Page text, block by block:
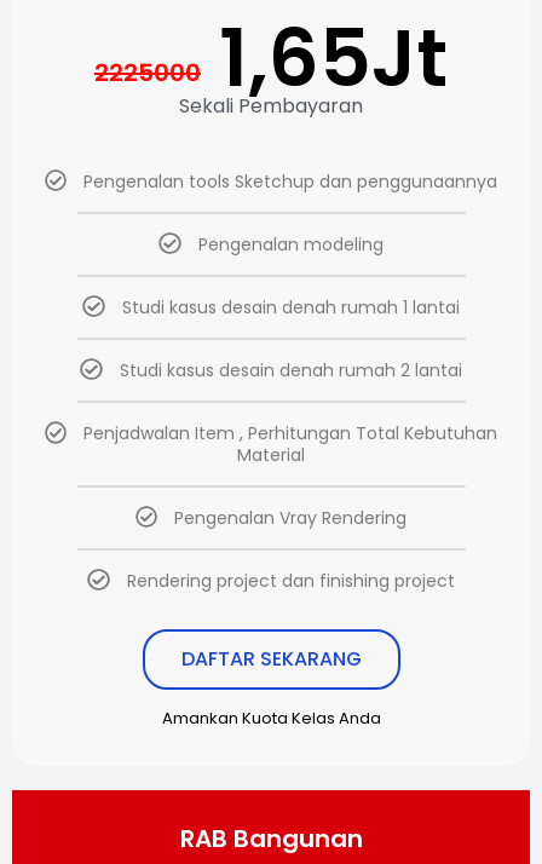
2225000 1,65Jt
Sekali Pembayaran
Pengenalan tools Sketchup dan penggunaannya
Pengenalan modeling
Studi kasus desain denah rumah 1 lantai
Studi kasus desain denah rumah 2 lantai
Penjadwalan Item , Perhitungan Total Kebutuhan
Material
Pengenalan Vray Rendering
Rendering project dan finishing project
DAFTAR SEKARANG
Amankan Kuota Kelas Anda
RAB Bangunan